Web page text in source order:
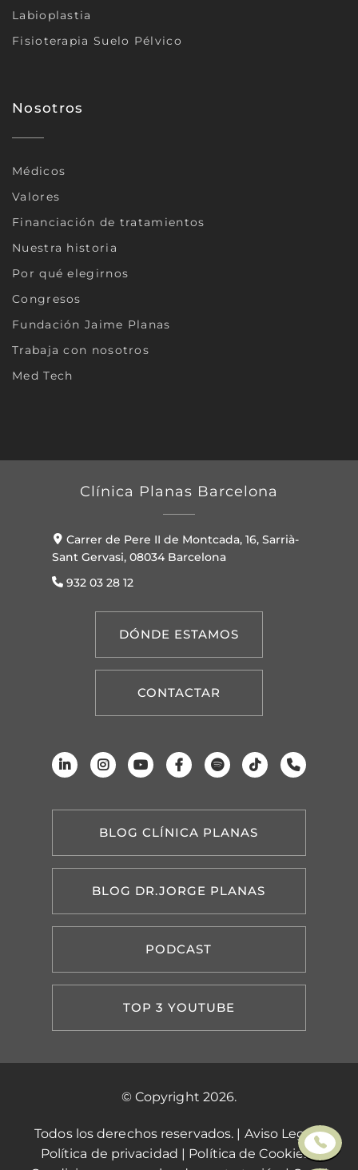
Labioplastia
Fisioterapia Suelo Pélvico
Nosotros
Médicos
Valores
Financiación de tratamientos
Nuestra historia
Por qué elegirnos
Congresos
Fundación Jaime Planas
Trabaja con nosotros
Med Tech
Clínica Planas Barcelona
Carrer de Pere II de Montcada, 16, Sarrià-
Sant Gervasi, 08034 Barcelona
932 03 28 12
DÓNDE ESTAMOS
CONTACTAR
BLOG CLÍNICA PLANAS
BLOG DR.JORGE PLANAS
PODCAST
TOP 3 YOUTUBE
© Copyright 2026.
Todos los derechos reservados. | Aviso Legal|
Política de privacidad | Política de Cookies|